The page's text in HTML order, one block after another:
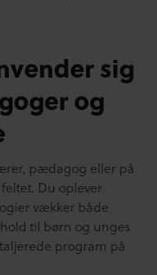
sig
og
pædagog eller på
Du oplever
vækker både
til børn og unges
program på